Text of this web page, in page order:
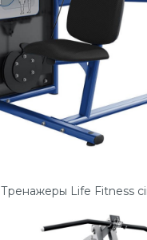
Тренажеры Life Fitness